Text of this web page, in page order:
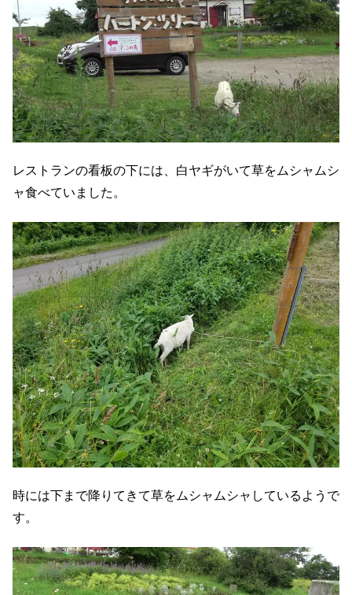
レストランの看板の下には、白ヤギがいて草をムシャムシ
ャ食べていました。
時には下まで降りてきて草をムシャムシャしているようで
す。